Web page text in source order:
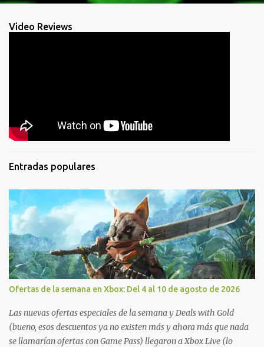
Video Reviews
Entradas populares
Ofertas de la semana en Xbox: Del 4 al 10 de agosto de 2026
Las nuevas ofertas especiales de la semana y Deals with Gold
(bueno, esos descuentos ya no existen más y ahora más que nada
se llamarían ofertas con Game Pass) llegaron a Xbox Live (lo